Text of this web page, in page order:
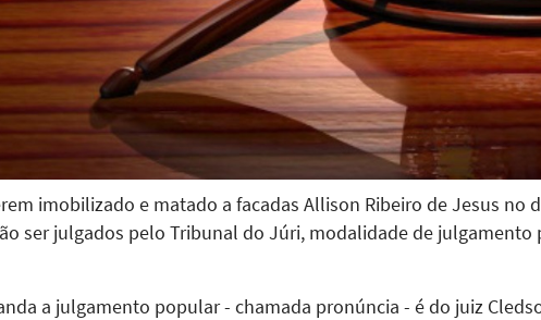
imobilizado e matado a facadas Allison Ribeiro de Jesus no
ser julgados pelo Tribunal do Júri, modalidade de julgamento
a julgamento popular - chamada pronúncia - é do juiz